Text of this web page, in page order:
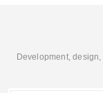
Development,